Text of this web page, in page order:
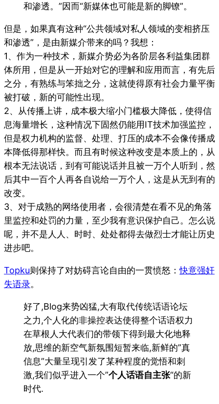
和渗透。”因而“新媒体也可能是新的脚镣”。
但是，如果真有这种“公共领域对私人领域的变相挤压
和渗透”，是由新媒介带来的吗？我想：
1、作为一种技术，新媒介势必为各阶层各利益集团群
体所用，但是从一开始对它的理解和应用而言，有先后
之分，有熟练与笨拙之分，这就使得原有社会力量平衡
被打破，新的可能性出现。
2、从传播上讲，成本极大缩小门槛极大降低，使得信
息海量增长，这种情况下固然仍能用IT技术加强监控，
但是权力机构的监督、处理、打压的成本不会像传播成
本降低得那样快。而且有时候这种改变是本质上的，从
根本无法说话，到有可能说话并且被一万个人听到，然
后其中一百个人再各自说给一万个人，这是从无到有的
改变。
3、对于成熟的网络使用者，会很清楚在看不见的角落
里监控和处罚的力量，至少我有意识保护自己。怎么说
呢，并不是人人、时时、处处都得去做烈士才能让历史
进步吧。
Topku则保持了对妨碍言论自由的一贯愤怒：快意强奸
失语录。
好了,Blog来势凶猛,大有取代传统话语论坛
之力,个人化的非操控表达使得整个话语权力
在草根人大代表们的带领下得到最大化地释
放,思维的新空气新氛围短暂来临,新鲜的”真
信息”大量呈现引发了某种程度的觉悟和刺
激,我们似乎进入一个”个人话语自主张“的新
时代.